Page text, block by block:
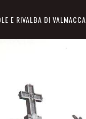
E RIVALBA DI VALMACCA